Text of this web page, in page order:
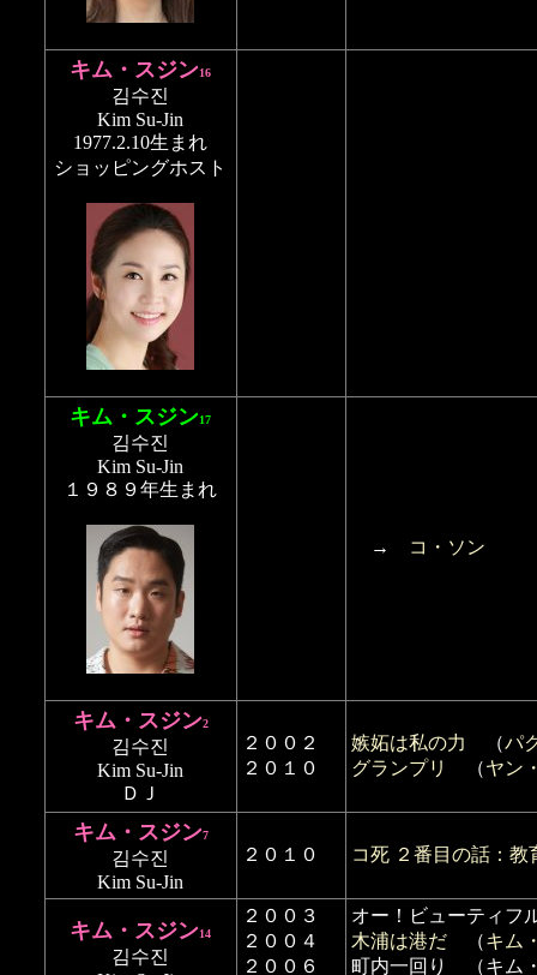
キム・スジン16
김수진
Kim Su-Jin
1977.2.10生まれ
ショッピングホスト
キム・スジン17
김수진
Kim Su-Jin
１９８９年生まれ
→ コ・ソン
キム・スジン2
김수진
Kim Su-Jin
ＤＪ
２００２
２０１０
嫉妬は私の力 （パ
グランプリ
（ヤン
キム・スジン7
김수진
Kim Su-Jin
２０１０ コ死 ２番目の話：教
キム・スジン14
김수진
２００３
２００４
２００６
オー！ビューティ
木浦は港だ （キム
町内一回り （キム